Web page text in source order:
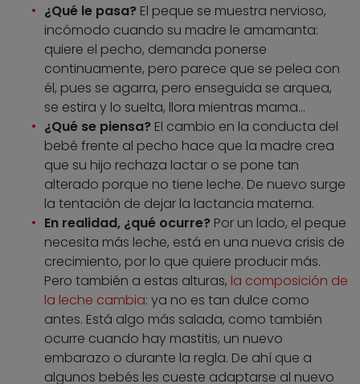
¿Qué le pasa? El peque se muestra nervioso,
incómodo cuando su madre le amamanta:
quiere el pecho, demanda ponerse
continuamente, pero parece que se pelea con
él, pues se agarra, pero enseguida se arquea,
se estira y lo suelta, llora mientras mama…
¿Qué se piensa? El cambio en la conducta del
bebé frente al pecho hace que la madre crea
que su hijo rechaza lactar o se pone tan
alterado porque no tiene leche. De nuevo surge
la tentación de dejar la lactancia materna.
En realidad, ¿qué ocurre? Por un lado, el peque
necesita más leche, está en una nueva crisis de
crecimiento, por lo que quiere producir más.
Pero también a estas alturas, la composición de
la leche cambia: ya no es tan dulce como
antes. Está algo más salada, como también
ocurre cuando hay mastitis, un nuevo
embarazo o durante la regla. De ahí que a
algunos bebés les cueste adaptarse al nuevo